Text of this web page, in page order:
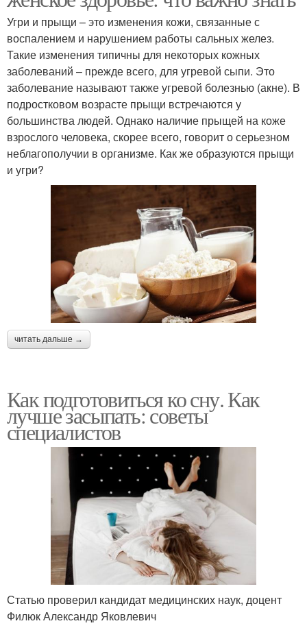
Угри и прыщи – это изменения кожи, связанные с
воспалением и нарушением работы сальных желез.
Такие изменения типичны для некоторых кожных
заболеваний – прежде всего, для угревой сыпи. Это
заболевание называют также угревой болезнью (акне). В
подростковом возрасте прыщи встречаются у
большинства людей. Однако наличие прыщей на коже
взрослого человека, скорее всего, говорит о серьезном
неблагополучии в организме. Как же образуются прыщи
и угри?
читать дальше →
Как подготовиться ко сну. Как
лучше засыпать: советы
специалистов
Статью проверил кандидат медицинских наук, доцент
Филюк Александр Яковлевич